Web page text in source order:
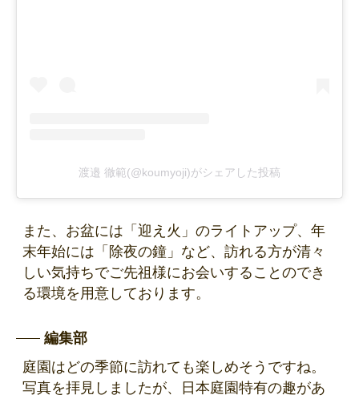
渡邉 徹範(@koumyoji)がシェアした投稿
また、お盆には「迎え火」のライトアップ、年
末年始には「除夜の鐘」など、訪れる方が清々
しい気持ちでご先祖様にお会いすることのでき
る環境を用意しております。
編集部
庭園はどの季節に訪れても楽しめそうですね。
写真を拝見しましたが、日本庭園特有の趣があ